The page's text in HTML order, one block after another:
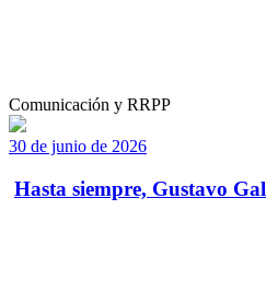
Comunicación y RRPP
30 de junio de 2026
Hasta siempre, Gustavo